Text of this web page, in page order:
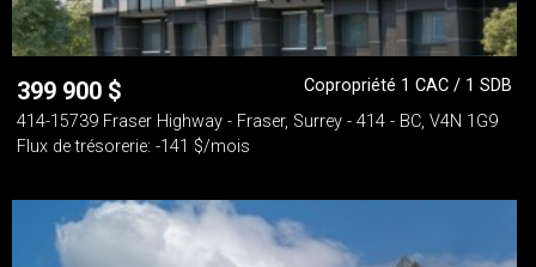
399 900 $
Copropriété 1 CAC / 1 SDB
414-15739 Fraser Highway - Fraser, Surrey - 414 - BC, V4N 1G9
Flux de trésorerie: -141 $/mois